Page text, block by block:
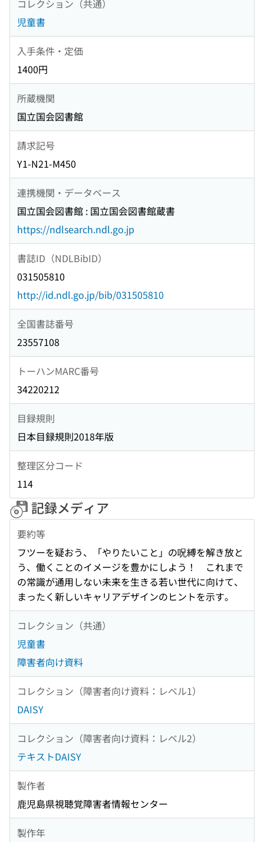
コレクション（共通）
児童書
入手条件・定価
1400円
所蔵機関
国立国会図書館
請求記号
Y1-N21-M450
連携機関・データベース
国立国会図書館 : 国立国会図書館蔵書
https://ndlsearch.ndl.go.jp
書誌ID（NDLBibID）
031505810
http://id.ndl.go.jp/bib/031505810
全国書誌番号
23557108
トーハンMARC番号
34220212
目録規則
日本目録規則2018年版
整理区分コード
114
記録メディア
要約等
フツーを疑おう、「やりたいこと」の呪縛を解き放と
う、働くことのイメージを豊かにしよう！ これまで
の常識が通用しない未来を生きる若い世代に向けて、
まったく新しいキャリアデザインのヒントを示す。
コレクション（共通）
児童書
障害者向け資料
コレクション（障害者向け資料：レベル1）
DAISY
コレクション（障害者向け資料：レベル2）
テキストDAISY
製作者
鹿児島県視聴覚障害者情報センター
製作年